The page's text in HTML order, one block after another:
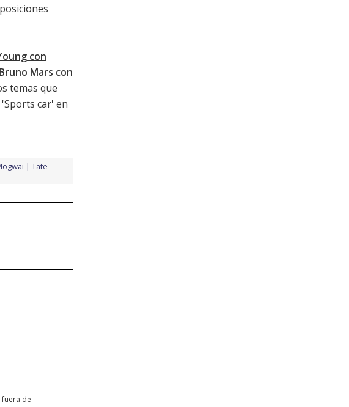
con
Mars con
temas que
'Sports car' en
Tate
de